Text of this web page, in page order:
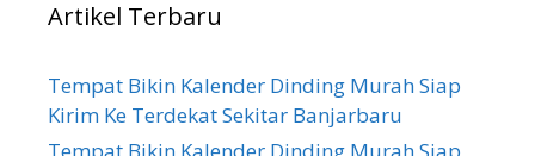
Artikel Terbaru
Tempat Bikin Kalender Dinding Murah Siap
Kirim Ke Terdekat Sekitar Banjarbaru
Tempat Bikin Kalender Dinding Murah Siap